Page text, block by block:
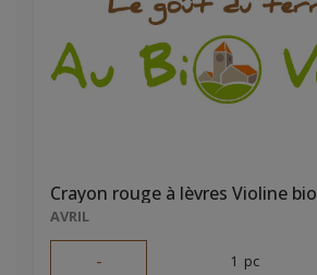
Crayon rouge à lèvres Violine bio
AVRIL
- 1 pc